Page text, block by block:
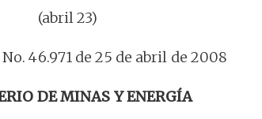
(abril 23)
46.971 de 25 de abril de 2008
DE MINAS Y ENERGÍA